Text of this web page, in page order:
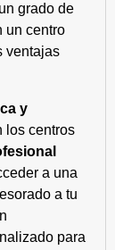
grado de
un centro
ventajas
y
los centros
a una
a tu
para